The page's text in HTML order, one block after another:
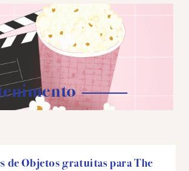
de Objetos gratuitas para The